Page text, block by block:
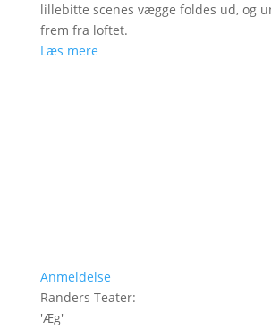
lillebitte scenes vægge foldes ud, og
frem fra loftet.
Læs mere
Anmeldelse
Randers Teater:
'Æg'